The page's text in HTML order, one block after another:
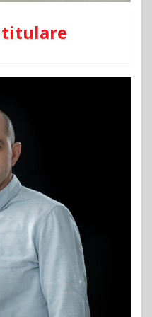
titulare